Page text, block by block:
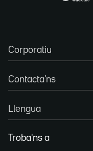
Corporatiu
Contacta'ns
Llengua
Troba'ns a